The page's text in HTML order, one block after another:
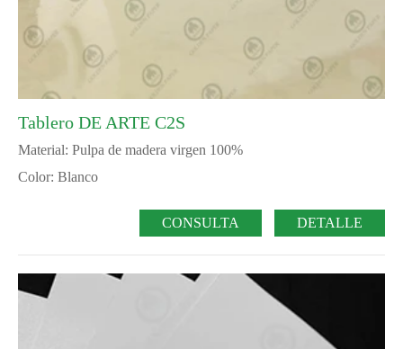
Tablero DE ARTE C2S
Material: Pulpa de madera virgen 100%
Color: Blanco
CONSULTA DETALLE